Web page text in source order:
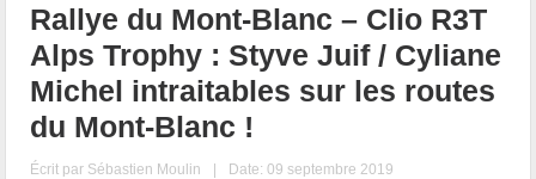
Rallye du Mont-Blanc – Clio R3T
Alps Trophy : Styve Juif / Cyliane
Michel intraitables sur les routes
du Mont-Blanc !
Écrit par Sébastien Moulin | Date: 09 septembre 2019